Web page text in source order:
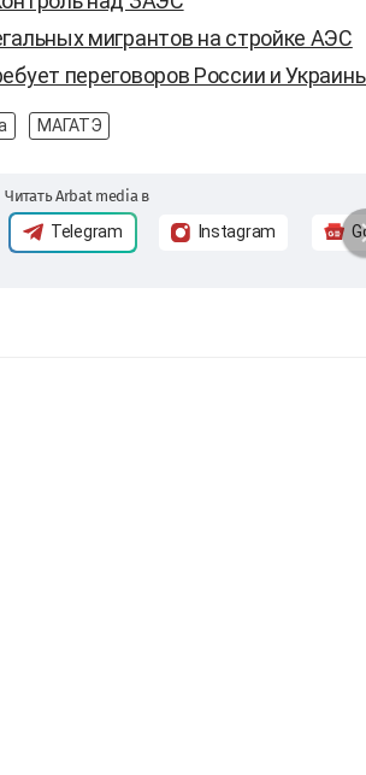
мигрантов на стройке АЭС
переговоров России и
МАГАТЭ
Читать Arbat media в
Telegram Instagram